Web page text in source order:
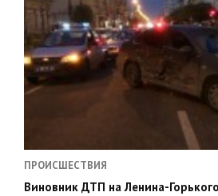
ПРОИСШЕСТВИЯ
Виновник ДТП на Ленина-